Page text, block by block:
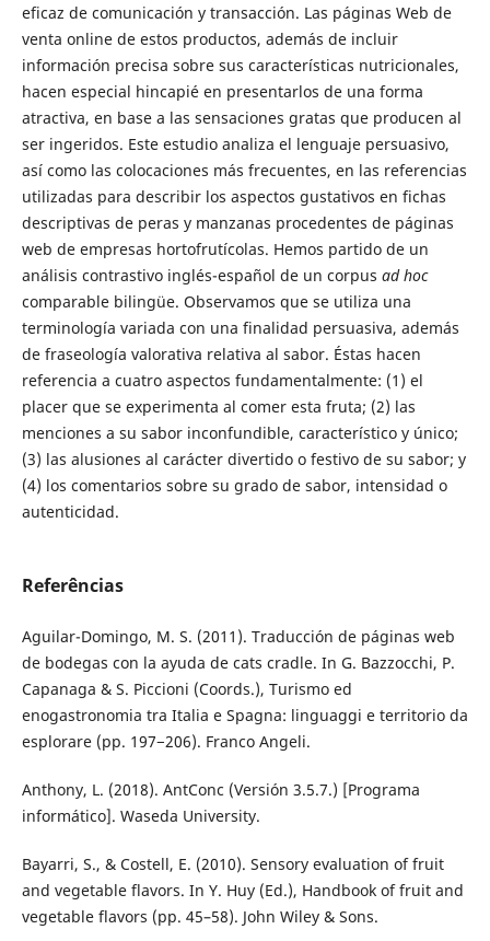
eficaz de comunicación y transacción. Las páginas Web de
venta online de estos productos, además de incluir
información precisa sobre sus características nutricionales,
hacen especial hincapié en presentarlos de una forma
atractiva, en base a las sensaciones gratas que producen al
ser ingeridos. Este estudio analiza el lenguaje persuasivo,
así como las colocaciones más frecuentes, en las referencias
utilizadas para describir los aspectos gustativos en fichas
descriptivas de peras y manzanas procedentes de páginas
web de empresas hortofrutícolas. Hemos partido de un
análisis contrastivo inglés-español de un corpus ad hoc
comparable bilingüe. Observamos que se utiliza una
terminología variada con una finalidad persuasiva, además
de fraseología valorativa relativa al sabor. Éstas hacen
referencia a cuatro aspectos fundamentalmente: (1) el
placer que se experimenta al comer esta fruta; (2) las
menciones a su sabor inconfundible, característico y único;
(3) las alusiones al carácter divertido o festivo de su sabor; y
(4) los comentarios sobre su grado de sabor, intensidad o
autenticidad.
Referências
Aguilar-Domingo, M. S. (2011). Traducción de páginas web
de bodegas con la ayuda de cats cradle. In G. Bazzocchi, P.
Capanaga & S. Piccioni (Coords.), Turismo ed
enogastronomia tra Italia e Spagna: linguaggi e territorio da
esplorare (pp. 197−206). Franco Angeli.
Anthony, L. (2018). AntConc (Versión 3.5.7.) [Programa
informático]. Waseda University.
Bayarri, S., & Costell, E. (2010). Sensory evaluation of fruit
and vegetable flavors. In Y. Huy (Ed.), Handbook of fruit and
vegetable flavors (pp. 45–58). John Wiley & Sons.